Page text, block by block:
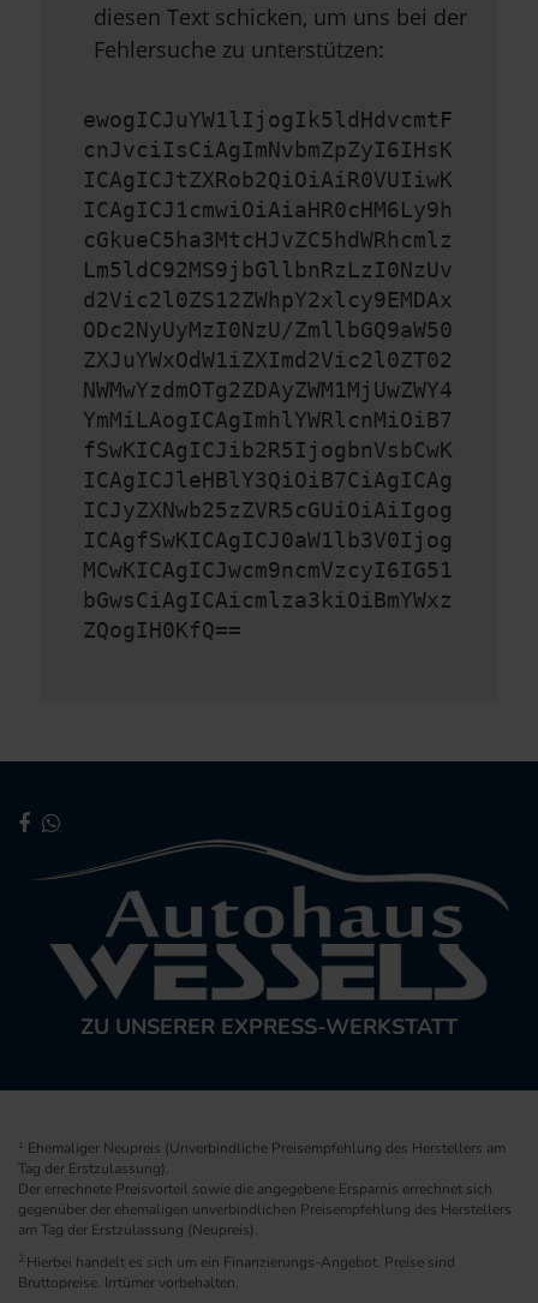
diesen Text schicken, um uns bei der
Fehlersuche zu unterstützen:
ewogICJuYW1lIjogIk5ldHdvcmtF
cnJvciIsCiAgImNvbmZpZyI6IHsK
ICAgICJtZXRob2QiOiAiR0VUIiwK
ICAgICJ1cmwiOiAiaHR0cHM6Ly9h
cGkueC5ha3MtcHJvZC5hdWRhcmlz
Lm5ldC92MS9jbGllbnRzLzI0NzUv
d2Vic2l0ZS12ZWhpY2xlcy9EMDAx
ODc2NyUyMzI0NzU/ZmllbGQ9aW50
ZXJuYWxOdW1iZXImd2Vic2l0ZT02
NWMwYzdmOTg2ZDAyZWM1MjUwZWY4
YmMiLAogICAgImhlYWRlcnMiOiB7
fSwKICAgICJib2R5IjogbnVsbCwK
ICAgICJleHBlY3QiOiB7CiAgICAg
ICJyZXNwb25zZVR5cGUiOiAiIgog
ICAgfSwKICAgICJ0aW1lb3V0Ijog
MCwKICAgICJwcm9ncmVzcyI6IG51
bGwsCiAgICAicmlza3kiOiBmYWxz
ZQogIH0KfQ==
ZU UNSERER EXPRESS-WERKSTATT
1 Ehemaliger Neupreis (Unverbindliche Preisempfehlung des Herstellers am
Tag der Erstzulassung).
Der errechnete Preisvorteil sowie die angegebene Ersparnis errechnet sich
gegenüber der ehemaligen unverbindlichen Preisempfehlung des Herstellers
am Tag der Erstzulassung (Neupreis).
2 Hierbei handelt es sich um ein Finanzierungs-Angebot. Preise sind
Bruttopreise. Irrtümer vorbehalten.